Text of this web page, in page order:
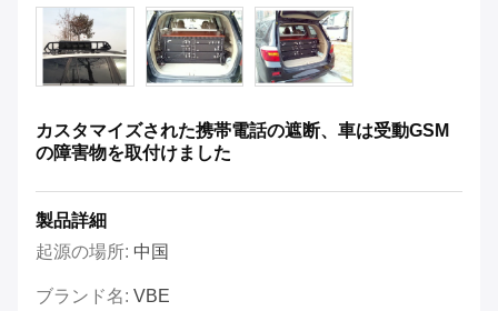
カスタマイズされた携帯電話の遮断、車は受動GSM
の障害物を取付けました
製品詳細
起源の場所: 中国
ブランド名: VBE